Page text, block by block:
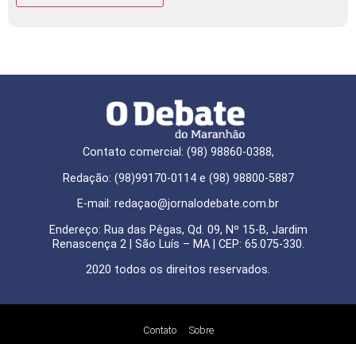
Contato comercial: (98) 98860-0388,
Redação: (98)99170-0114 e (98) 98800-5887
E-mail: redaçao@jornalodebate.com.br
Endereço: Rua das Pêgas, Qd. 09, Nº 15-B, Jardim
Renascença 2 | São Luís – MA | CEP: 65.075-330.
2020 todos os direitos reservados.
Contato Sobre